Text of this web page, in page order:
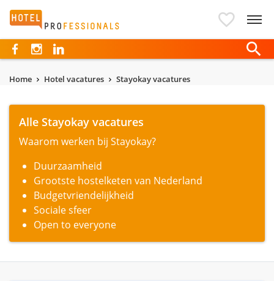
Hotelprofessionals
Home Hotel vacatures Stayokay vacatures
Alle Stayokay vacatures
Waarom werken bij Stayokay?
Duurzaamheid
Grootste hostel­keten van Nederland
Budgetvriendelijkheid
Sociale sfeer
Open to everyone